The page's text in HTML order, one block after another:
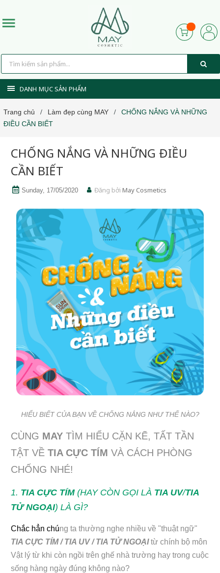
DANH MỤC SẢN PHẨM
Trang chủ / Làm đẹp cùng MAY /
CHỐNG NẮNG VÀ NHỮNG
ĐIỀU CẦN BIẾT
CHỐNG NẮNG VÀ NHỮNG ĐIỀU
CẦN BIẾT
Sunday, 17/05/2020 Đăng bởi May Cosmetics
HIỂU BIẾT CỦA BẠN VỀ CHỐNG NẮNG NHƯ THẾ NÀO?
CÙNG MAY TÌM HIỂU CẶN KẼ, TẤT TẦN
TẬT VỀ TIA CỰC TÍM VÀ CÁCH PHÒNG
CHỐNG NHÉ!
1. TIA CỰC TÍM(HAY CÒN GỌI LÀ TIA UV/TIA
TỬ NGOẠI) LÀ GÌ?
Chắc hẳn chúng ta thường nghe nhiều về "thuật ngữ"
TIA CỰC TÍM / TIA UV / TIA TỬ NGOẠItừ chính bộ môn
Vật lý từ khi còn ngồi trên ghế nhà trường hay trong cuộc
sống hàng ngày đúng không nào?